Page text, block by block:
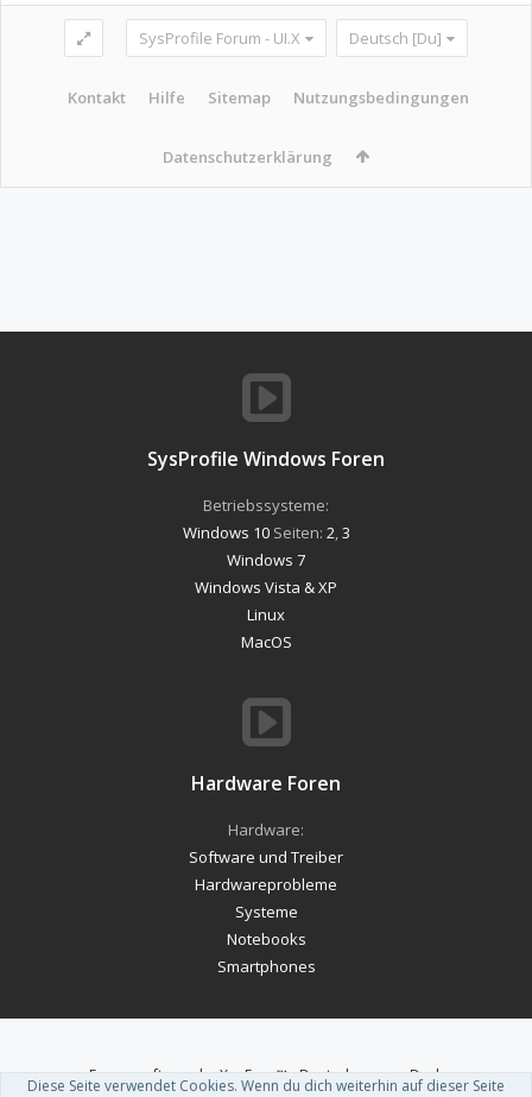
SysProfile Forum - UI.X Deutsch [Du]
Kontakt Hilfe Sitemap Nutzungsbedingungen
Datenschutzerklärung
SysProfile Windows Foren
Betriebssysteme:
Windows 10Seiten: 2 3
Windows 7
Windows Vista & XP
Linux
MacOS
Hardware Foren
Hardware:
Software und Treiber
Hardwareprobleme
Systeme
Notebooks
Smartphones
Forum software by XenForo™-Deutsch von xenDach
Theme designed byThemeHouse .
Diese Seite verwendet Cookies. Wenn du dich weiterhin auf dieser Seite